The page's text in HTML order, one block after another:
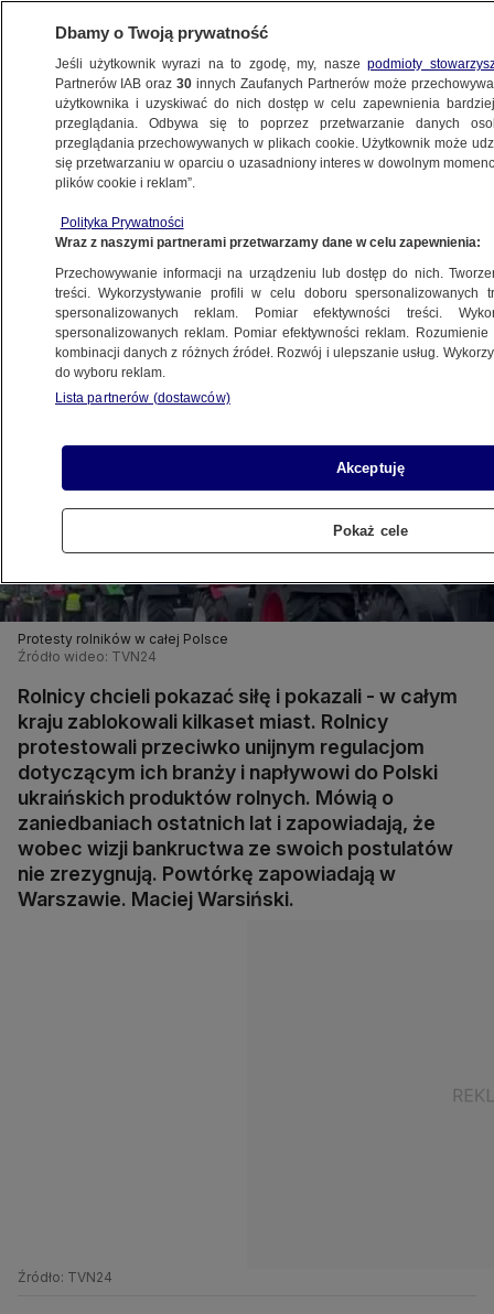
PROGRAMY
10.02.2024, 09:22
Udostępnij
Protesty rolników w całej Polsce
Źródło wideo: TVN24
Rolnicy chcieli pokazać siłę i pokazali - w całym
kraju zablokowali kilkaset miast. Rolnicy
protestowali przeciwko unijnym regulacjom
dotyczącym ich branży i napływowi do Polski
ukraińskich produktów rolnych. Mówią o
zaniedbaniach ostatnich lat i zapowiadają, że
wobec wizji bankructwa ze swoich postulatów
nie zrezygnują. Powtórkę zapowiadają w
Warszawie. Maciej Warsiński.
Źródło: TVN24
Dbamy o Twoją prywatność
Jeśli użytkownik wyrazi na to zgodę, my, naszepodmioty
Partnerów IAB oraz30 innych Zaufanych Partnerów może
użytkownika i uzyskiwać do nich dostęp w celu zapewnienia
przeglądania. Odbywa się to poprzez przetwarzanie danych
przeglądania przechowywanych w plikach cookie. Użytkownik może
się przetwarzaniu w oparciu o uzasadniony interes w dowolnym
plików cookie i reklam”.
Polityka Prywatności
Wraz z naszymi partnerami przetwarzamy dane w celu zapewnienia:
Przechowywanie informacji na urządzeniu lub dostęp do nich.
treści. Wykorzystywanie profili w celu doboru spersonalizowanych
spersonalizowanych reklam. Pomiar efektywności treści.
spersonalizowanych reklam. Pomiar efektywności reklam.
kombinacji danych z różnych źródeł. Rozwój i ulepszanie usług.
do wyboru reklam.
Lista partnerów (dostawców)
Akceptuję
Pokaż cele